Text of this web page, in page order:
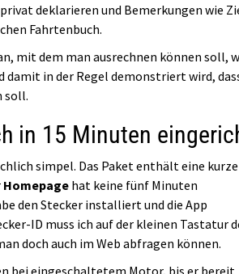
deklarieren und Bemerkungen wie
Fahrtenbuch.
mit dem man ausrechnen können soll,
damit in der Regel demonstriert wird,
soll.
in 15 Minuten
simpel. Das Paket enthält eine kurze
Homepage hat keine fünf Minuten
den Stecker installiert und die App
ID muss ich auf der kleinen Tastatur
doch auch im Web abfragen können.
bei eingeschaltetem Motor, bis er bereit